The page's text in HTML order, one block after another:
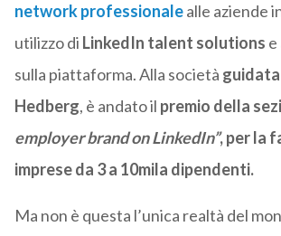
network professionalealle aziende
utilizzo di LinkedIn talent solutions
sulla piattaforma. Alla società
Hedberg, è andato il premio della
employer brand on LinkedIn”, per la
imprese da 3 a 10mila dipendenti.
Ma non è questa l’unica realtà del